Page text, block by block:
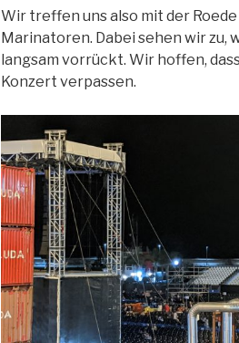
Wir treffen uns also mit der
Marinatoren. Dabei sehen wir zu,
langsam vorrückt. Wir hoffen,
Konzert verpassen.